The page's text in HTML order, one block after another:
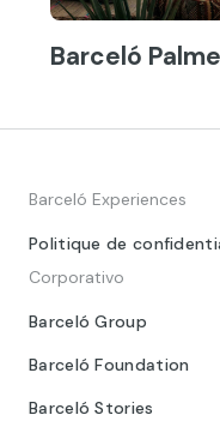
Barceló
Barceló Experiences
Politique de
Corporativo
Barceló Group
Barceló Foundation
Barceló Stories